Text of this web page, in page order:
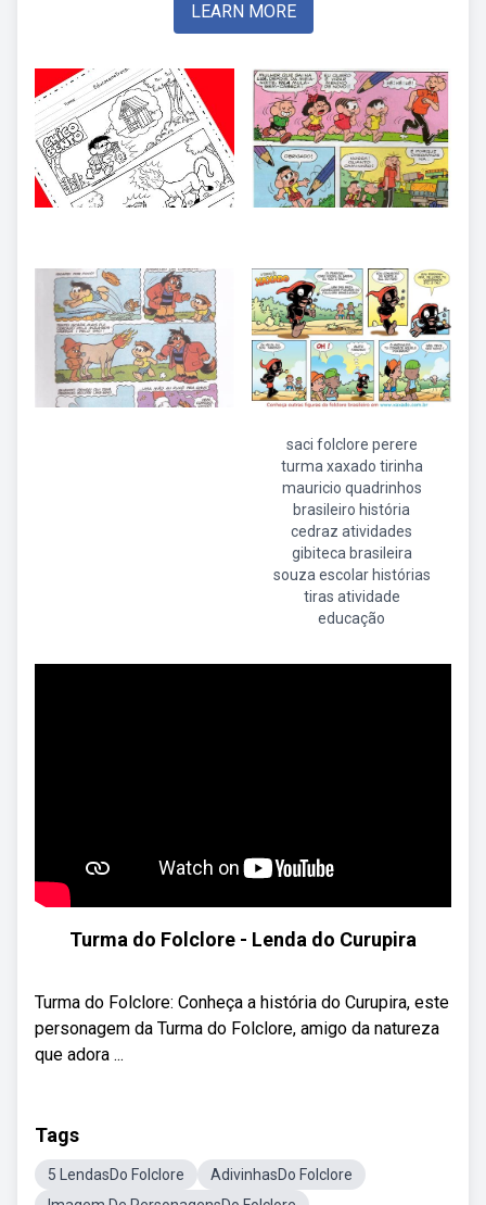
LEARN MORE
saci folclore perere
turma xaxado tirinha
mauricio quadrinhos
brasileiro história
cedraz atividades
gibiteca brasileira
souza escolar histórias
tiras atividade
educação
Turma do Folclore - Lenda do Curupira
Turma do Folclore: Conheça a história do Curupira, este
personagem da Turma do Folclore, amigo da natureza
que adora ...
Tags
5 LendasDo Folclore
AdivinhasDo Folclore